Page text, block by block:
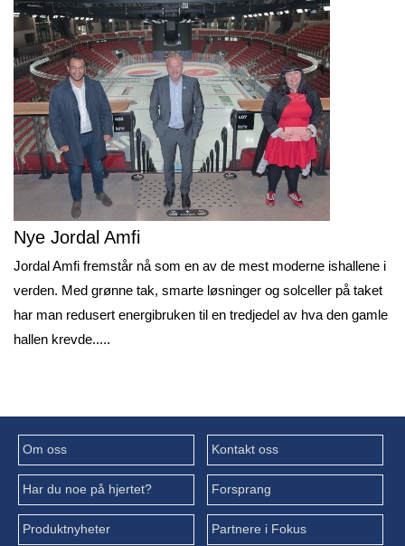
Nye Jordal Amfi
Jordal Amfi fremstår nå som en av de mest moderne ishallene i
verden. Med grønne tak, smarte løsninger og solceller på taket
har man redusert energibruken til en tredjedel av hva den gamle
hallen krevde.....
Om oss Kontakt oss
Har du noe på hjertet? Forsprang
Produktnyheter Partnere i Fokus